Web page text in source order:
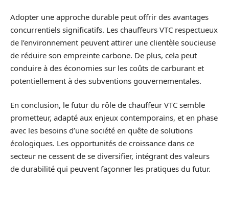
Adopter une approche durable peut offrir des avantages
concurrentiels significatifs. Les chauffeurs VTC respectueux
de l’environnement peuvent attirer une clientèle soucieuse
de réduire son empreinte carbone. De plus, cela peut
conduire à des économies sur les coûts de carburant et
potentiellement à des subventions gouvernementales.
En conclusion, le futur du rôle de chauffeur VTC semble
prometteur, adapté aux enjeux contemporains, et en phase
avec les besoins d’une société en quête de solutions
écologiques. Les opportunités de croissance dans ce
secteur ne cessent de se diversifier, intégrant des valeurs
de durabilité qui peuvent façonner les pratiques du futur.